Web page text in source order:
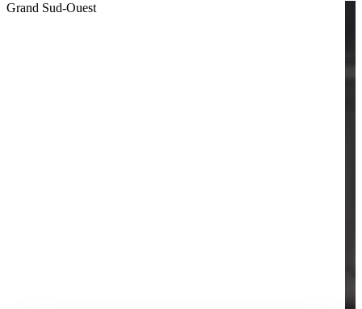
Grand Sud-Ouest